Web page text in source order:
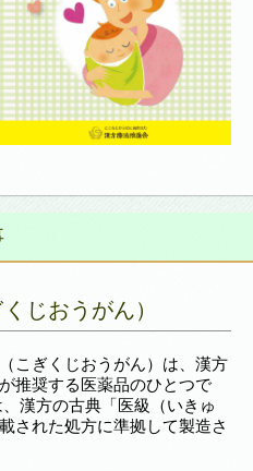
じおうがん）
こぎくじおうがん）は、漢方
推奨する医薬品のひとつで
漢方の古典「医級（いきゅ
された処方に準拠して製造さ